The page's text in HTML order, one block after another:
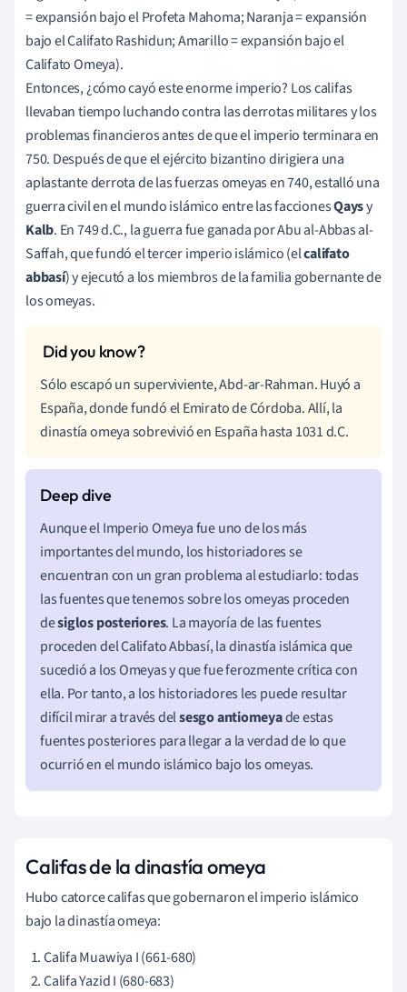
= expansión bajo el Profeta Mahoma; Naranja = expansión
bajo el Califato Rashidun; Amarillo = expansión bajo el
Califato Omeya).
Entonces, ¿cómo cayó este enorme imperio? Los califas
llevaban tiempo luchando contra las derrotas militares y los
problemas financieros antes de que el imperio terminara en
750. Después de que el ejército bizantino dirigiera una
aplastante derrota de las fuerzas omeyas en 740, estalló una
guerra civil en el mundo islámico entre las faccionesQaysy
Kalb. En 749 d.C., la guerra fue ganada porAbu al-Abbas al-
Saffah, que fundó el tercer imperio islámico (elcalifato
abbasí) y ejecutó a los miembros de la familia gobernante de
los omeyas.
Sólo escapó un superviviente,Abd-ar-Rahman. Huyó a
España, donde fundó el Emirato de Córdoba. Allí, la
dinastía omeya sobrevivió en España hasta 1031 d.C.
Aunque el Imperio Omeya fue uno de los más
importantes del mundo, los historiadores se
encuentran con un gran problema al estudiarlo: todas
las fuentes que tenemos sobre los omeyas proceden
desiglos posteriores. La mayoría de las fuentes
proceden del Califato Abbasí, la dinastía islámica que
sucedió a los Omeyas y que fue ferozmente crítica con
ella. Por tanto, a los historiadores les puede resultar
difícil mirar a través delsesgo antiomeyade estas
fuentes posteriores para llegar a la verdad de lo que
ocurrió en el mundo islámico bajo los omeyas.
Califas de la dinastía omeya
Hubo catorce califas que gobernaron el imperio islámico
bajo la dinastía omeya:
Califa Muawiya I (661-680)
Califa Yazid I (680-683)